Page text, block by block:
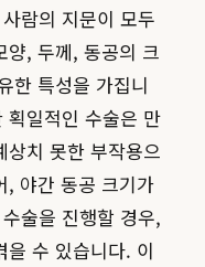
람의 지문이 모두
양, 두께, 동공의 크
한 특성을 가집니
획일적인 수술은 만
치 못한 부작용으
, 야간 동공 크기가
술을 진행할 경우,
수 있습니다. 이